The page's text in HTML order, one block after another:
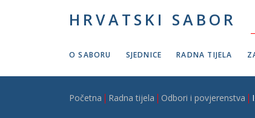
HRVATSKI SABOR
O SABORU SJEDNICE RADNA TIJELA
Breadcrumb
Početna Radna tijela Odbori i povjerenstva